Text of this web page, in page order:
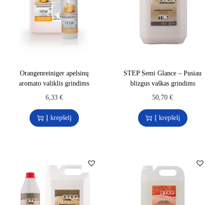
Orangenreiniger apelsinų
aromato valiklis grindims
6,33 €
Į krepšelį
STEP Semi Glance – Pusiau
blizgus vaškas grindims
50,70€
Į krepšelį